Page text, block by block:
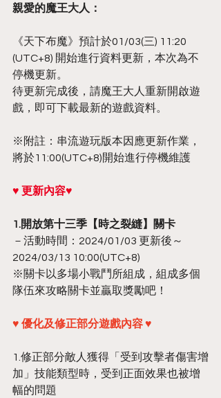
親愛的魔王大人：
《天下布魔》預計於01/03(三) 11:20
(UTC+8) 開始進行資料更新，本次為不
停機更新。
待更新完成後，請魔王大人重新開啟遊
戲，即可下載最新的遊戲資料。
※附註：串流遊玩版本因應更新作業，
將於11:00(UTC+8)開始進行停機維護
♥ 更新內容♥
1.開放第十三季【時之裂縫】關卡
－活動時間：2024/01/03 更新後～
2024/03/13 10:00(UTC+8)
※關卡以多場小戰鬥所組成，組成多個
隊伍來攻略關卡並贏取獎勵吧！
♥ 優化及修正部分遊戲內容 ♥
1.修正部分敵人獲得「受到攻擊者傷害增
加」技能類型時，受到正面效果也被增
幅的問題